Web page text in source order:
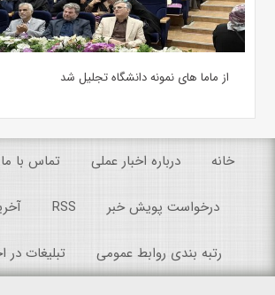
از ماما های نمونه دانشگاه تجلیل شد
خانه درباره اخبار عملی تماس با ما
درخواست پویش خبر RSS
رتبه بندی روابط عمومی تبلیغات در